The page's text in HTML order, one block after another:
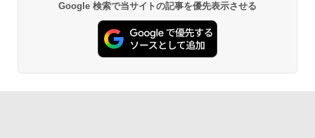
Google 検索で当サイトの記事を優先表示させる